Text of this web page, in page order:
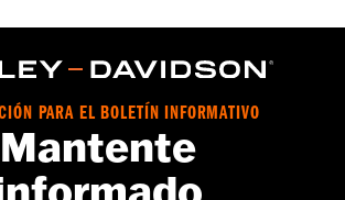
Worldwide Manufacturer Warranty – Go
Construction
PARA EL BOLETÍN INFORMATIVO
Mantente